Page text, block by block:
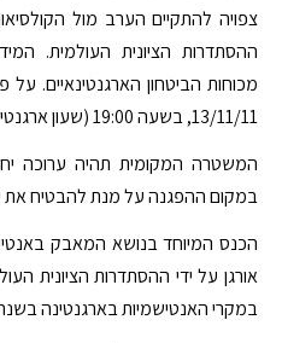
צפויה להתקיים הערב מול
ההסתדרות הציונית העולמית.
מכוחות הביטחון הארגנטינאיים. על
13/11/11, בשעה 19:00 (שעון ארגנטינה).
המשטרה המקומית תהיה ערוכה
במקום ההפגנה על מנת להבטיח
הכנס המיוחד בנושא המאבק
אורגן על ידי ההסתדרות הציונית
במקרי האנטישמיות בארגנטינה